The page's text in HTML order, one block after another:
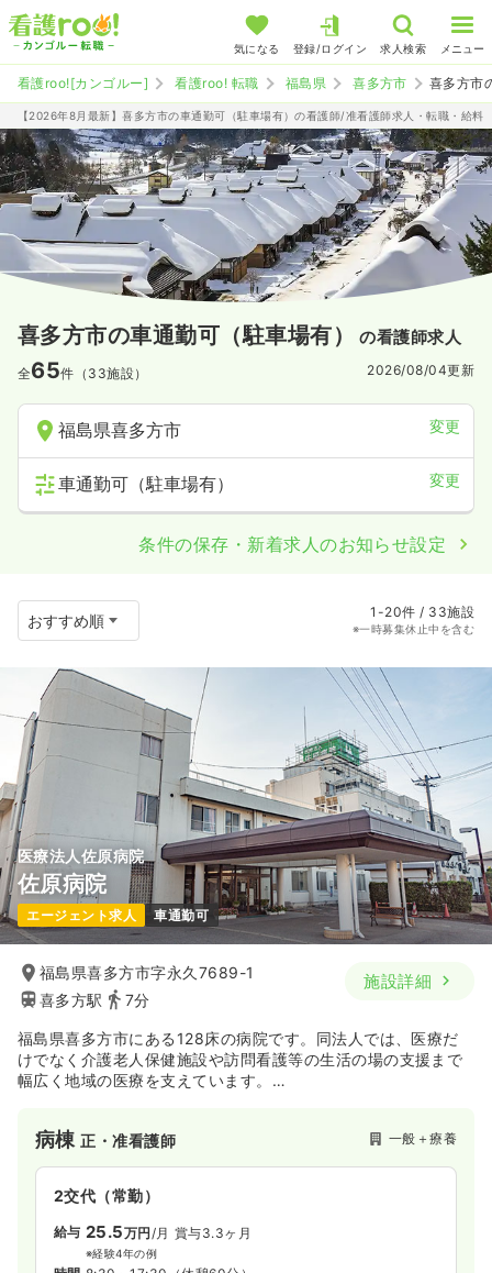
気になる 登録/ログイン 求人検索 メニュー
看護roo![カンゴルー] 看護roo! 転職 福島県 喜多方市 喜多方市
【2026年8月最新】喜多方市の車通勤可（駐車場有）の看護師/准看護師求人・転職・給料
喜多方市の車通勤可（駐車場有） の看護師求人
全65件（33施設） 2026/08/04更新
福島県喜多方市 変更
車通勤可（駐車場有） 変更
条件の保存・新着求人のお知らせ設定
1-20件 / 33施設
※一時募集休止中を含む
医療法人佐原病院
佐原病院
エージェント求人 車通勤可
福島県喜多方市字永久7689-1
喜多方駅
7分
施設詳細
福島県喜多方市にある128床の病院です。同法人では、医療だ
けでなく介護老人保健施設や訪問看護等の生活の場の支援まで
幅広く地域の医療を支えています。
い医療・福祉サービスを提供されています。
病棟正・准看護師 一般＋療養
2交代（常勤）
給与 25.5万円 /月 賞与3.3ヶ月
※経験4年の例